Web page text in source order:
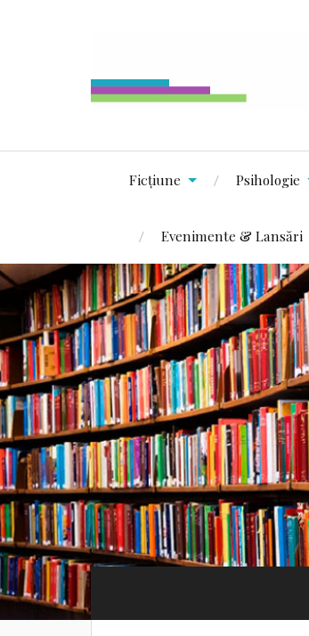
Ficțiune Psihologie
Evenimente & Lansări